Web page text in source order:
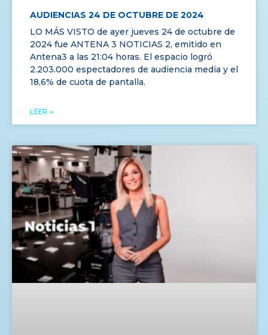
AUDIENCIAS 24 DE OCTUBRE DE 2024
LO MÁS VISTO de ayer jueves 24 de octubre de
2024 fue ANTENA 3 NOTICIAS 2, emitido en
Antena3 a las 21:04 horas. El espacio logró
2.203.000 espectadores de audiencia media y el
18,6% de cuota de pantalla.
LEER »